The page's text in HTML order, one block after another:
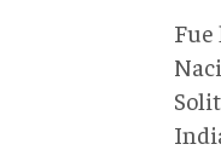
Fue